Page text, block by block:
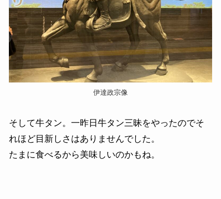
伊達政宗像
そして牛タン。一昨日牛タン三昧をやったのでそ
れほど目新しさはありませんでした。
たまに食べるから美味しいのかもね。